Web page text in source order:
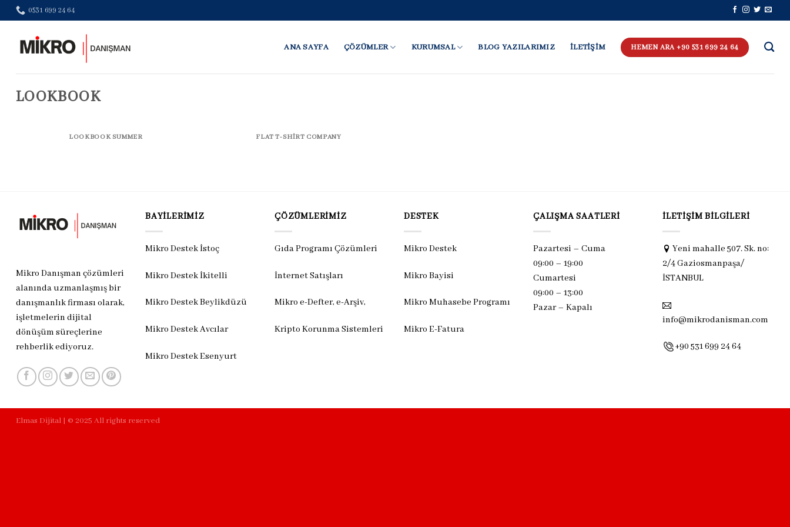
Skip
to
0531 699 24 64
ANA SAYFA ÇÖZÜMLER KURUMSAL BLOG YAZILARIMIZ İLETİŞİM HEMEN ARA +90 531 699 24 64
LOOKBOOK
LOOKBOOK SUMMER FLAT T-SHIRT COMPANY
Mikro Danışman çözümleri
alanında uzmanlaşmış bir
danışmanlık firması olarak,
işletmelerin dijital
dönüşüm süreçlerine
rehberlik ediyoruz.
BAYILERIMIZ
Mikro Destek İstoç
Mikro Destek İkitelli
Mikro Destek Beylikdüzü
Mikro Destek Avcılar
Mikro Destek Esenyurt
ÇÖZÜMLERIMIZ
Gıda Programı Çözümleri
İnternet Satışları
Mikro e-Defter, e-Arşiv,
Kripto Korunma Sistemleri
DESTEK
Mikro Destek
Mikro Bayisi
Mikro Muhasebe Programı
Mikro E-Fatura
ÇALIŞMA SAATLERI
Pazartesi – Cuma
09:00 – 19:00
Cumartesi
09:00 – 13:00
Pazar – Kapalı
İLETIŞIM BILGILERI
Yeni mahalle 507. Sk. no:
2/4 Gaziosmanpaşa/
İSTANBUL
info@mikrodanisman.com
+90 531 699 24 64
Elmas Dijital | © 2025 All rights reserved